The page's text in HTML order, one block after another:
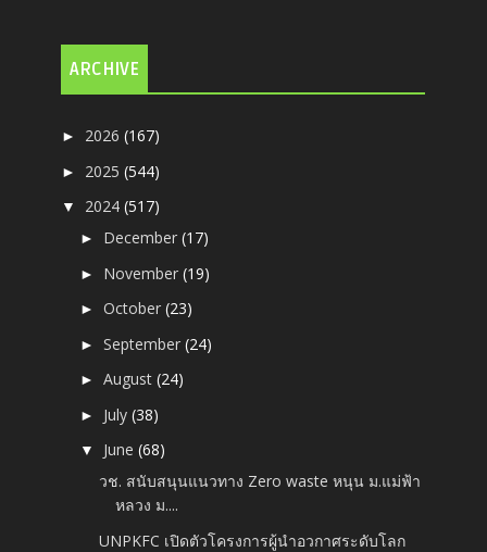
ARCHIVE
► 2026(167)
► 2025(544)
▼ 2024(517)
► December(17)
► November(19)
►October(23)
►September(24)
►August(24)
► July(38)
▼ June(68)
วช. สนับสนุนแนวทาง Zero waste หนุน ม.แม่ฟ้า
หลวง ม....
UNPKFC เปิดตัวโครงการผู้นำอวกาศระดับโลก